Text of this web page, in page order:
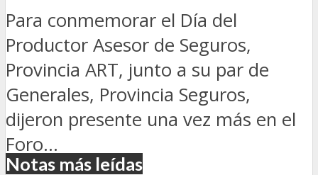
Para conmemorar el Día del
Productor Asesor de Seguros,
Provincia ART, junto a su par de
Generales, Provincia Seguros,
dijeron presente una vez más en el
Foro...
Notas más leídas